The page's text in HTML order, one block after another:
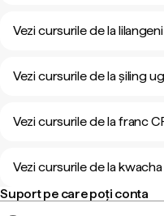
Vezi cursurile de la
Vezi cursurile de la șiling
Vezi cursurile de la franc
Vezi cursurile de la
Suport pe care poți conta